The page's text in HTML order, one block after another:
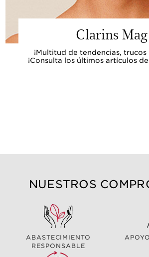
Clarins Mag
¡Multitud de tendencias, trucos
¡Consulta los últimos artículos
NUESTROS
ABASTECIMIENTO
RESPONSABLE